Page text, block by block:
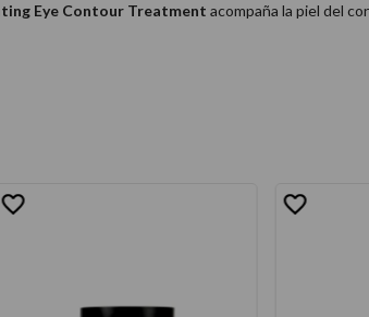
Eye Contour Treatment acompaña la piel del